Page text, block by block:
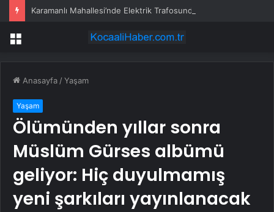
Menü
Anasayfa /Yaşam
Yaşam
Ölümünden yıllar sonra
Müslüm Gürses albümü
geliyor: Hiç duyulmamış
yeni şarkıları yayınlanacak